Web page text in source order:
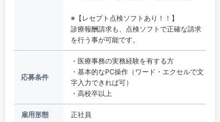
※【レセプト点検ソフトあり！！】
診療報酬請求も、点検ソフトで正確な請求
を行う事が可能です。
応募条件
・医療事務の実務経験を有する方
・基本的なPC操作（ワード・エクセルで文
字入力できれば可）
・高校卒以上
雇用形態 正社員